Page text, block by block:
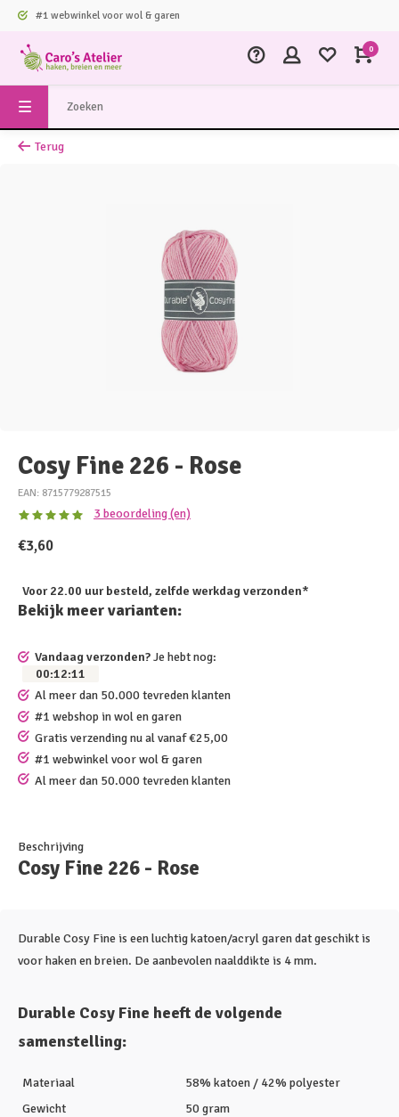
#1 webwinkel voor wol & garen
0
Terug
Cosy Fine 226 - Rose
EAN: 8715779287515
3 beoordeling (en)
€3,60
Voor 22.00 uur besteld, zelfde werkdag verzonden*
Bekijk meer varianten:
Vandaag verzonden?Je hebt nog:
00:12:11
Al meer dan 50.000 tevreden klanten
#1 webshop in wol en garen
Gratis verzending nu al vanaf €25,00
#1 webwinkel voor wol & garen
Al meer dan 50.000 tevreden klanten
Beschrijving
Cosy Fine 226 - Rose
Durable Cosy Fine is een luchtig katoen/acryl garen dat geschikt is
voor haken en breien. De aanbevolen naalddikte is 4 mm.
Durable Cosy Fine heeft de volgende
samenstelling:
Materiaal
58% katoen / 42% polyester
Gewicht
50 gram